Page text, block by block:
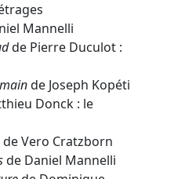
Mannelli
de Pierre Duculot :
de Joseph Kopéti
Donck : le
de Vero Cratzborn
de Daniel Mannelli